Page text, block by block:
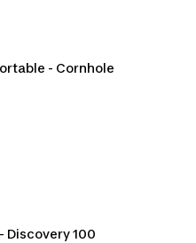
- Cornhole
Discovery 100